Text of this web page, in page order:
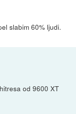
slabim 60% ljudi.
od 9600 XT